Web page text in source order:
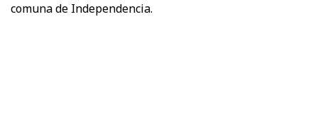
comuna de Independencia.